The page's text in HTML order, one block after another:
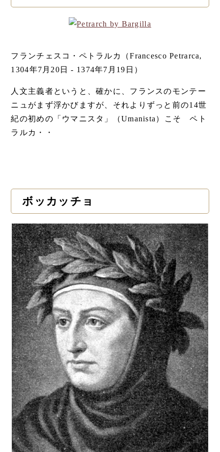
フランチェスコ・ペトラルカ（Francesco Petrarca,
1304年7月20日 - 1374年7月19日）
人文主義者というと、確かに、フランスのモンテー
ニュがまず浮かびますが、それよりずっと前の14世
紀の初めの「ウマニスタ」（Umanista）こそ ペト
ラルカ・・
ボッカッチョ